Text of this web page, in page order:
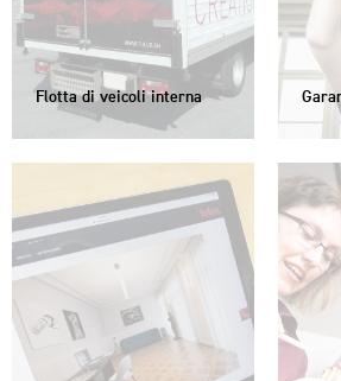
Flotta di veicoli interna